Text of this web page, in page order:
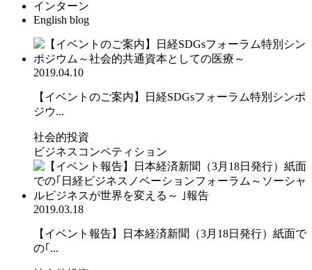
インターン
English blog
2019.04.10
【イベントのご案内】日経SDGsフォーラム特別シンポ
ジウ...
社会的投資
ビジネスコンペティション
2019.03.18
【イベント報告】日本経済新聞（3月18日発行）紙面で
の｢...